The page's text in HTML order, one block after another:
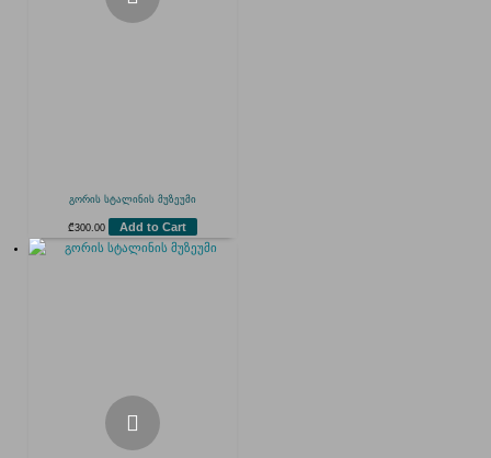
გორის სტალინის მუზეუმი
₾300.00 Add to Cart